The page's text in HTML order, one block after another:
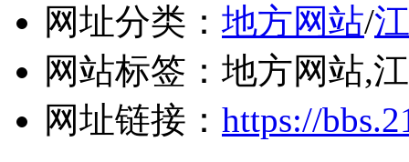
网址分类： 地方网站/
网站标签： 地方网站,
网址链接： https://